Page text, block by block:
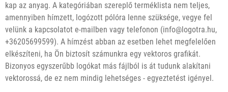
kap az anyag. A kategóriában szereplő terméklista nem teljes,
amennyiben hímzett, logózott pólóra lenne szüksége, vegye fel
velünk a kapcsolatot e-mailben vagy telefonon (info@logotra.hu,
+36205699599). A hímzést abban az esetben lehet megfelelően
elkészíteni, ha Ön biztosít számunkra egy vektoros grafikát.
Bizonyos egyszerűbb logókat más fájlból is át tudunk alakítani
vektorossá, de ez nem mindig lehetséges - egyeztetést igényel.